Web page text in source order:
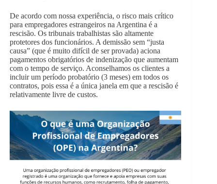
De acordo com nossa experiência, o risco mais crítico
para empregadores estrangeiros na Argentina é a
rescisão. Os tribunais trabalhistas são altamente
protetores dos funcionários. A demissão sem “justa
causa” (que é muito difícil de ser provada) aciona
pagamentos obrigatórios de indenização que aumentam
com o tempo de serviço. Aconselhamos os clientes a
incluir um período probatório (3 meses) em todos os
contratos, pois essa é a única janela em que a rescisão é
relativamente livre de custos.